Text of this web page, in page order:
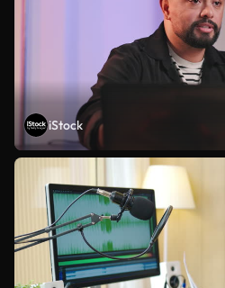
iStock